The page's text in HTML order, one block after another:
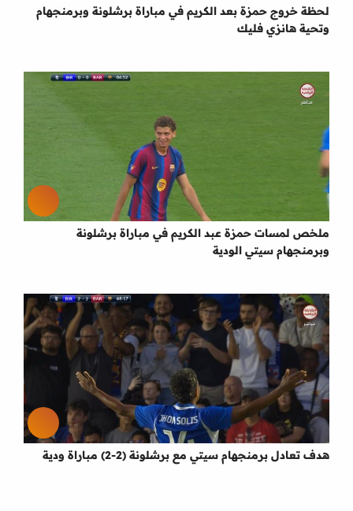
لحظة خروج حمزة بعد الكريم في مباراة برشلونة وبرمنجهام
وتحية هانزي فليك
ملخص لمسات حمزة عبد الكريم في مباراة برشلونة
وبرمنجهام سيتي الودية
هدف تعادل برمنجهام سيتي مع برشلونة (2-2) مباراة ودية